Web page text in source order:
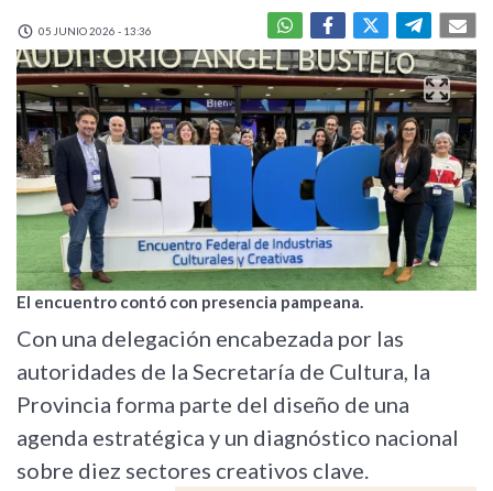
05 JUNIO 2026 - 13:36
El encuentro contó con presencia pampeana.
Con una delegación encabezada por las
autoridades de la Secretaría de Cultura, la
Provincia forma parte del diseño de una
agenda estratégica y un diagnóstico nacional
sobre diez sectores creativos clave.